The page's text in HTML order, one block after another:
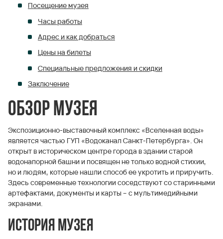
Посещение музея
Часы работы
Адрес и как добраться
Цены на билеты
Специальные предложения и скидки
Заключение
Обзор музея
Экспозиционно-выставочный комплекс «Вселенная воды»
является частью ГУП «Водоканал Санкт-Петербурга». Он
открыт в историческом центре города в здании старой
водонапорной башни и посвящен не только водной стихии,
но и людям, которые нашли способ ее укротить и приручить.
Здесь современные технологии соседствуют со старинными
артефактами, документы и карты – с мультимедийными
экранами.
История музея